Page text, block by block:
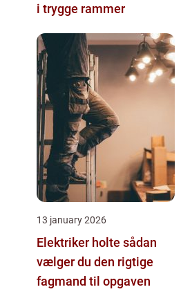
i trygge rammer
13 january 2026
Elektriker holte sådan
vælger du den rigtige
fagmand til opgaven